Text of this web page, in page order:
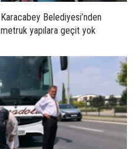
Karacabey Belediyesi’nden
metruk yapılara geçit yok